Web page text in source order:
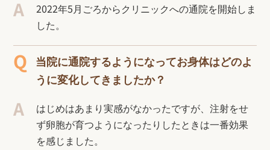
2022年5月ごろからクリニックへの通院を開始しま
した。
当院に通院するようになってお身体はどのよ
うに変化してきましたか？
はじめはあまり実感がなかったですが、注射をせ
ず卵胞が育つようになったりしたときは一番効果
を感じました。